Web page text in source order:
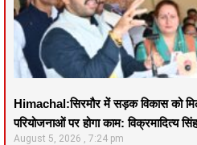
Himachal:सिरमौर में सड़क विकास को
परियोजनाओं पर होगा काम: विक्रमादित्य सिंह
August 5, 2026 7:24 pm